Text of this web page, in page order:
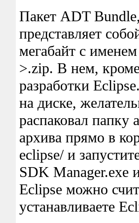
Пакет ADT Bundle,
представляет
мегабайт с
>.zip. В нем,
разработки
на диске,
распаковал
архива прямо в
eclipse/ и
SDK Manager.exe
Eclipse можно
устанавливаете